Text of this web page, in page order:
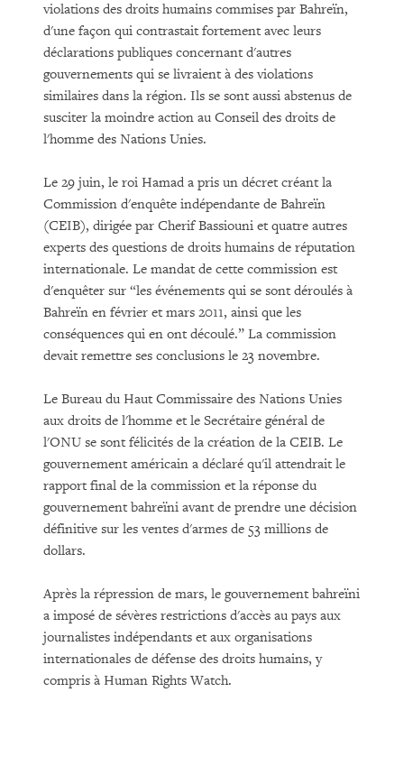
violations des droits humains commises par Bahreïn,
d'une façon qui contrastait fortement avec leurs
déclarations publiques concernant d'autres
gouvernements qui se livraient à des violations
similaires dans la région. Ils se sont aussi abstenus de
susciter la moindre action au Conseil des droits de
l'homme des Nations Unies.
Le 29 juin, le roi Hamad a pris un décret créant la
Commission d'enquête indépendante de Bahreïn
(CEIB), dirigée par Cherif Bassiouni et quatre autres
experts des questions de droits humains de réputation
internationale. Le mandat de cette commission est
d'enquêter sur “les événements qui se sont déroulés à
Bahreïn en février et mars 2011, ainsi que les
conséquences qui en ont découlé.” La commission
devait remettre ses conclusions le 23 novembre.
Le Bureau du Haut Commissaire des Nations Unies
aux droits de l'homme et le Secrétaire général de
l'ONU se sont félicités de la création de la CEIB. Le
gouvernement américain a déclaré qu'il attendrait le
rapport final de la commission et la réponse du
gouvernement bahreïni avant de prendre une décision
définitive sur les ventes d'armes de 53 millions de
dollars.
Après la répression de mars, le gouvernement bahreïni
a imposé de sévères restrictions d'accès au pays aux
journalistes indépendants et aux organisations
internationales de défense des droits humains, y
compris à Human Rights Watch.